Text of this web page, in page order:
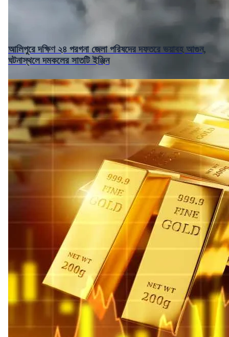
আলিপুরে দক্ষিণ ২৪ পরগনা জেলা পরিষদের দফতরে ভয়াবহ আগুন,
ঘটনাস্থলে দমকলের সাতটি ইঞ্জিন